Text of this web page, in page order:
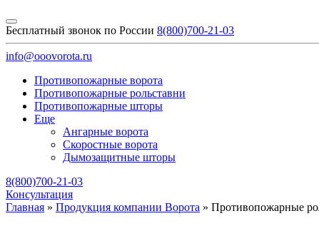
Бесплатный звонок по России 8(800)700-21-03
info@ooovorota.ru
Противопожарные ворота
Противопожарные рольставни
Противопожарные шторы
Еще
Ангарные ворота
Скоростные ворота
Дымозащитные шторы
8(800)700-21-03
Консультация
Главная » Продукция компании Ворота » Противопожарные